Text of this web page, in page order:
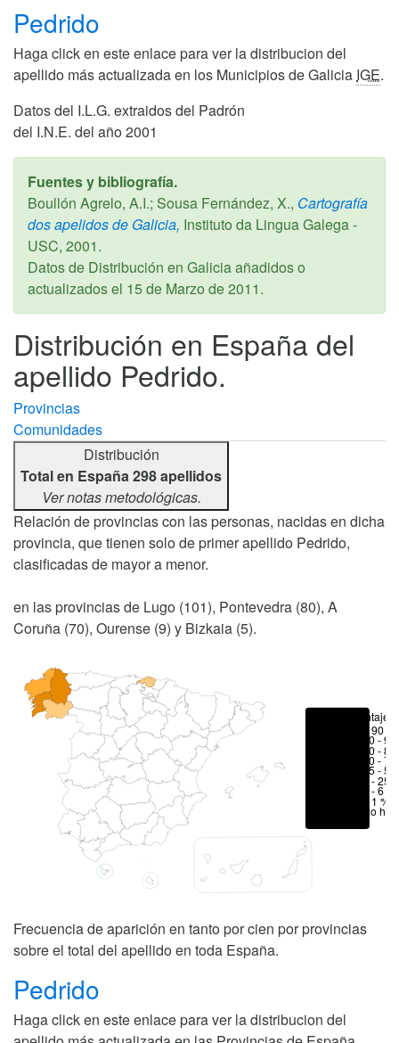
Pedrido
Haga click en este enlace para ver la distribucion del
apellido más actualizada en los Municipios de Galicia IGE.
Datos del I.L.G. extraidos del Padrón
del I.N.E. del año 2001
Fuentes y bibliografía.
Boullón Agrelo, A.I.; Sousa Fernández, X., Cartografía
dos apelidos de Galicia, Instituto da Lingua Galega -
USC, 2001.
Datos de Distribución en Galicia añadidos o
actualizados el 15 de Marzo de 2011.
Distribución en España del
apellido Pedrido.
Provincias
Comunidades
Distribución
Total en España 298 apellidos
Ver notas metodológicas.
Relación de provincias con las personas, nacidas en dicha
provincia, que tienen solo de primer apellido Pedrido,
clasificadas de mayor a menor.
en las provincias de Lugo (101), Pontevedra (80), A
Coruña (70), Ourense (9) y Bizkaia (5).
Porcentajes
> 90 %
80 -
70 -
50 -
25 -
6 - 25
1 - 6 %
< 1 %
No hay
Frecuencia de aparición en tanto por cien por provincias
sobre el total del apellido en toda España.
Pedrido
Haga click en este enlace para ver la distribucion del